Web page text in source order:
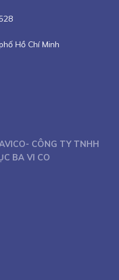
Hồ Chí Minh
CÔNG TY TNHH
BA VI CO